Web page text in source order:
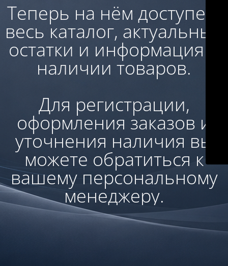
Теперь на нём доступен:
весь каталог, актуальные
остатки и информация о
наличии товаров.
Для регистрации,
оформления заказов и
уточнения наличия вы
можете обратиться к
вашему персональному
менеджеру.